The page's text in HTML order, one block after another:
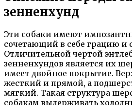
зенненхунд
Эти собаки имеют
сочетающий в себе грацию и
Отличительной чертой
зенненхундов является их
имеет двойное покрытие.
жесткий и прямой, а
мягкий. Такая структура
собакам выдерживать